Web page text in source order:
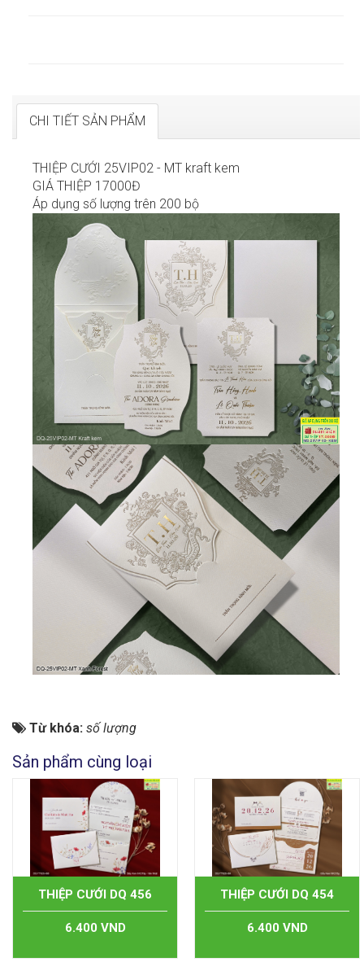
CHI TIẾT SẢN PHẨM
THIỆP CƯỚI 25VIP02 - MT kraft kem
GIÁ THIỆP 17000Đ
Áp dụng số lượng trên 200 bộ
Từ khóa: số lượng
Sản phẩm cùng loại
THIỆP CƯỚI DQ 456
6.400 VND
THIỆP CƯỚI DQ 454
6.400 VND